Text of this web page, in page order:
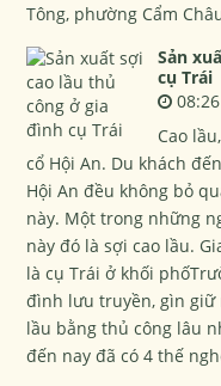
Tông, phường Cẩm
Sản
cụ Trái
Cao
cổ Hội An. Du khách
Hội An đều không bỏ
này. Một trong những
này đó là sợi cao lầu.
là cụ Trái ở khối
đình lưu truyền, gìn giữ
lầu bằng thủ công lâu
đến nay đã có 4 thế